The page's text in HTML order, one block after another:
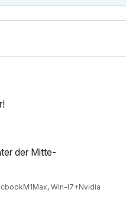
der Mitte-
Win-I7+Nvidia